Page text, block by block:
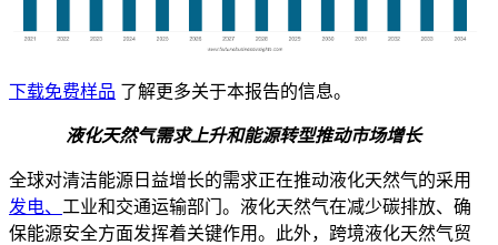
下载免费样品 了解更多关于本报告的信息。
液化天然气需求上升和能源转型推动市场增长
全球对清洁能源日益增长的需求正在推动液化天然气的采用
发电、 工业和交通运输部门。液化天然气在减少碳排放、确
保能源安全方面发挥着关键作用。此外，跨境液化天然气贸